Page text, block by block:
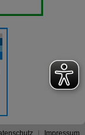
Impressum